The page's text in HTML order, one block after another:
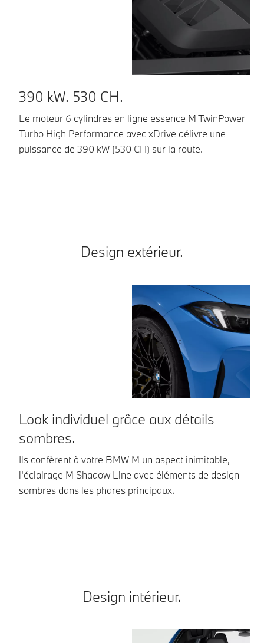
390 kW. 530 CH.
Le moteur 6 cylindres en ligne essence M TwinPower
Turbo High Performance avec xDrive délivre une
puissance de 390 kW (530 CH) sur la route.
Design extérieur.
Look individuel grâce aux détails
sombres.
Ils confèrent à votre BMW M un aspect inimitable,
l'éclairage M Shadow Line avec éléments de design
sombres dans les phares principaux.
Design intérieur.